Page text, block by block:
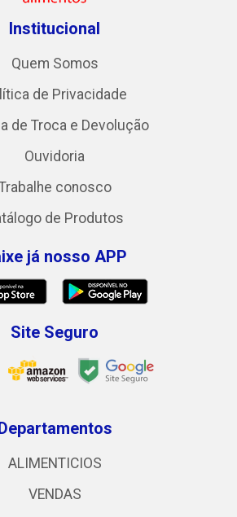
Institucional
Quem Somos
de Privacidade
de Troca e Devolução
Ouvidoria
conosco
de Produtos
já nosso APP
Site Seguro
ALIMENTICIOS
VENDAS